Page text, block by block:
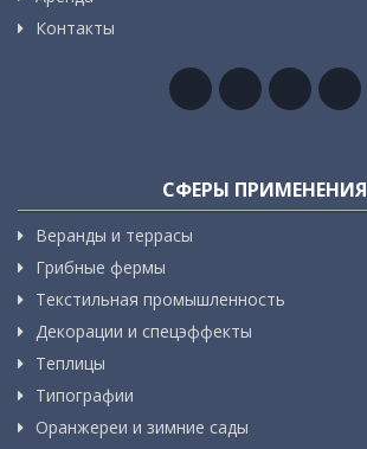
Контакты
СФЕРЫ ПРИМЕНЕНИЯ
Веранды и террасы
Грибные фермы
Текстильная промышленность
Декорации и спецэффекты
Теплицы
Типографии
Оранжереи и зимние сады